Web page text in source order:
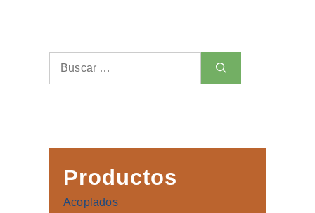
Productos
Acoplados